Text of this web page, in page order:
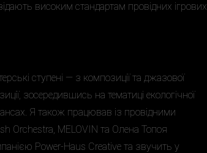
високим стандартам провідних ігрових
ступені — з композиції та джазової
зосередившись на тематиці екологічної
Я також працював із провідними
Orchestra, MELOVIN та Олена Топоя
Power-Haus Creative та звучить у